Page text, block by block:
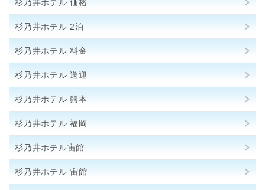
杉乃井ホテル 価格
杉乃井ホテル 2泊
杉乃井ホテル 料金
杉乃井ホテル 送迎
杉乃井ホテル 熊本
杉乃井ホテル 福岡
杉乃井ホテル宙館
杉乃井ホテル 宙館